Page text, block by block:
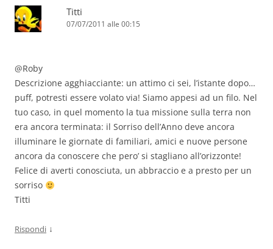
Titti
07/07/2011 alle 00:15
@Roby
Descrizione agghiacciante: un attimo ci sei, l’istante dopo…
puff, potresti essere volato via! Siamo appesi ad un filo. Nel
tuo caso, in quel momento la tua missione sulla terra non
era ancora terminata: il Sorriso dell’Anno deve ancora
illuminare le giornate di familiari, amici e nuove persone
ancora da conoscere che pero’ si stagliano all’orizzonte!
Felice di averti conosciuta, un abbraccio e a presto per un
sorriso
Titti
Rispondi ↓